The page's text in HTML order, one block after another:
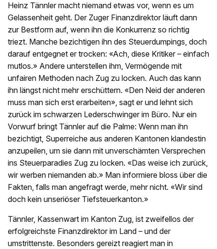
Heinz Tännler macht niemand etwas vor, wenn es um
Gelassenheit geht. Der Zuger Finanzdirektor läuft dann
zur Bestform auf, wenn ihn die Konkurrenz so richtig
triezt. Manche bezichtigen ihn des Steuerdumpings, doch
darauf entgegnet er trocken: «Ach, diese Kritiker – einfach
mutlos.» Andere unterstellen ihm, Vermögende mit
unfairen Methoden nach Zug zu locken. Auch das kann
ihn längst nicht mehr erschüttern. «Den Neid der anderen
muss man sich erst erarbeiten», sagt er und lehnt sich
zurück im schwarzen Lederschwinger im Büro. Nur ein
Vorwurf bringt Tännler auf die Palme: Wenn man ihn
bezichtigt, Superreiche aus anderen Kantonen klandestin
anzupeilen, um sie dann mit unverschämten Versprechen
ins Steuerparadies Zug zu locken. «Das weise ich zurück,
wir werben niemanden ab.» Man informiere bloss über die
Fakten, falls man angefragt werde, mehr nicht. «Wir sind
doch kein unseriöser Tiefsteuerkanton.»
Tännler, Kassenwart im Kanton Zug, ist zweifellos der
erfolgreichste Finanzdirektor im Land – und der
umstrittenste. Besonders gereizt reagiert man in